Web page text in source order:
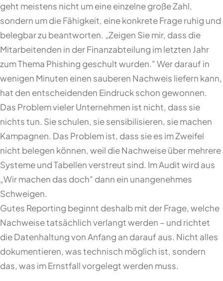
geht meistens nicht um eine einzelne große Zahl,
sondern um die Fähigkeit, eine konkrete Frage ruhig und
belegbar zu beantworten. „Zeigen Sie mir, dass die
Mitarbeitenden in der Finanzabteilung im letzten Jahr
zum Thema Phishing geschult wurden." Wer darauf in
wenigen Minuten einen sauberen Nachweis liefern kann,
hat den entscheidenden Eindruck schon gewonnen.
Das Problem vieler Unternehmen ist nicht, dass sie
nichts tun. Sie schulen, sie sensibilisieren, sie machen
Kampagnen. Das Problem ist, dass sie es im Zweifel
nicht belegen können, weil die Nachweise über mehrere
Systeme und Tabellen verstreut sind. Im Audit wird aus
„Wir machen das doch" dann ein unangenehmes
Schweigen.
Gutes Reporting beginnt deshalb mit der Frage, welche
Nachweise tatsächlich verlangt werden – und richtet
die Datenhaltung von Anfang an darauf aus. Nicht alles
dokumentieren, was technisch möglich ist, sondern
das, was im Ernstfall vorgelegt werden muss.